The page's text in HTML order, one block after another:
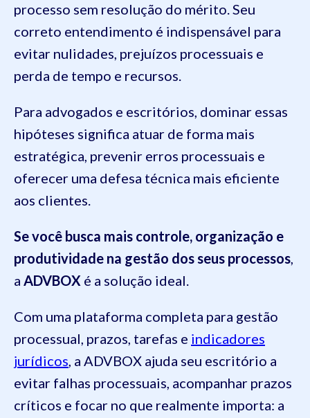
processo sem resolução do mérito. Seu
correto entendimento é indispensável para
evitar nulidades, prejuízos processuais e
perda de tempo e recursos.
Para advogados e escritórios, dominar essas
hipóteses significa atuar de forma mais
estratégica, prevenir erros processuais e
oferecer uma defesa técnica mais eficiente
aos clientes.
Se você busca mais controle, organização e
produtividade na gestão dos seus processos,
a ADVBOX é a solução ideal.
Com uma plataforma completa para gestão
processual, prazos, tarefas e indicadores
jurídicos, a ADVBOX ajuda seu escritório a
evitar falhas processuais, acompanhar prazos
críticos e focar no que realmente importa: a